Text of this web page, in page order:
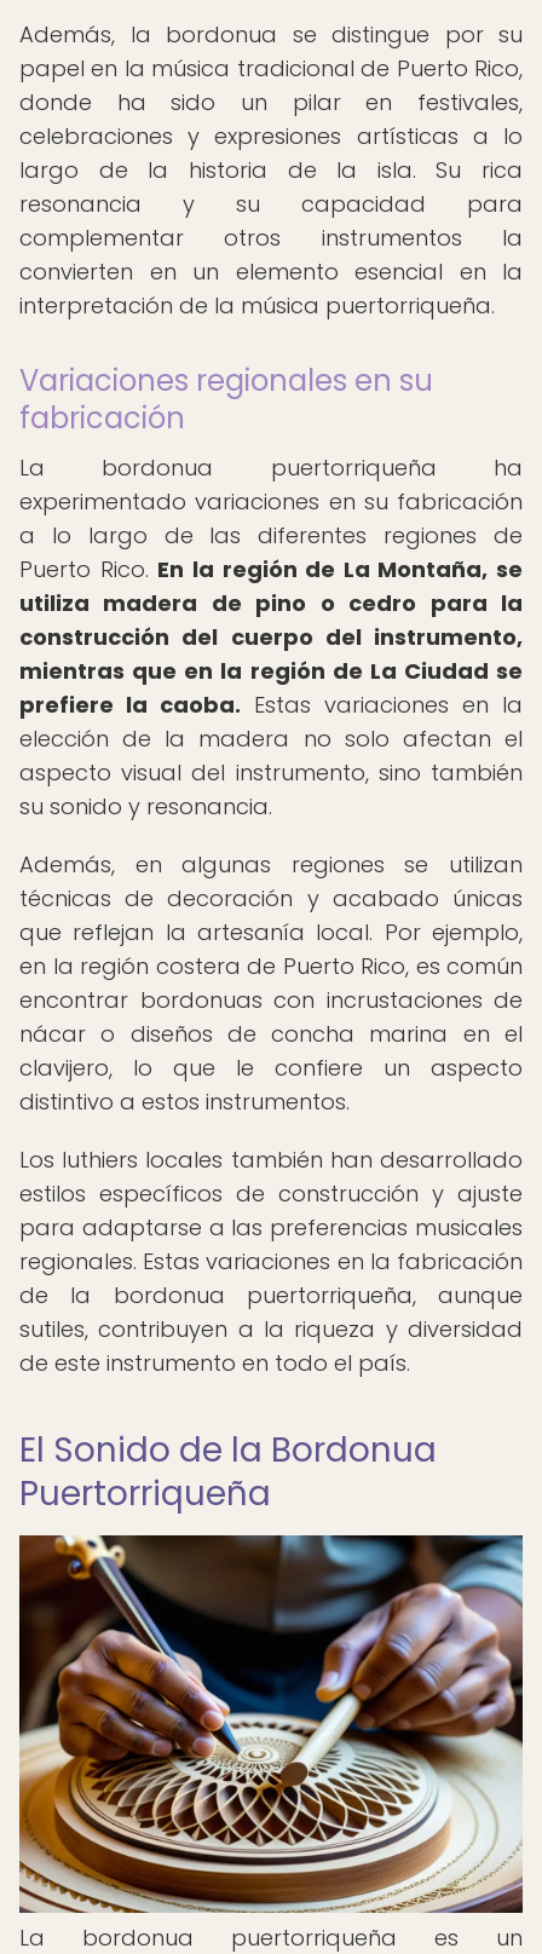
Además, la bordonua se distingue por su
papel en la música tradicional de Puerto Rico,
donde ha sido un pilar en festivales,
celebraciones y expresiones artísticas a lo
largo de la historia de la isla. Su rica
resonancia y su capacidad para
complementar otros instrumentos la
convierten en un elemento esencial en la
interpretación de la música puertorriqueña.
Variaciones regionales en su
fabricación
La bordonua puertorriqueña ha
experimentado variaciones en su fabricación
a lo largo de las diferentes regiones de
Puerto Rico. En la región de La Montaña, se
utiliza madera de pino o cedro para la
construcción del cuerpo del instrumento,
mientras que en la región de La Ciudad se
prefiere la caoba. Estas variaciones en la
elección de la madera no solo afectan el
aspecto visual del instrumento, sino también
su sonido y resonancia.
Además, en algunas regiones se utilizan
técnicas de decoración y acabado únicas
que reflejan la artesanía local. Por ejemplo,
en la región costera de Puerto Rico, es común
encontrar bordonuas con incrustaciones de
nácar o diseños de concha marina en el
clavijero, lo que le confiere un aspecto
distintivo a estos instrumentos.
Los luthiers locales también han desarrollado
estilos específicos de construcción y ajuste
para adaptarse a las preferencias musicales
regionales. Estas variaciones en la fabricación
de la bordonua puertorriqueña, aunque
sutiles, contribuyen a la riqueza y diversidad
de este instrumento en todo el país.
El Sonido de la Bordonua
Puertorriqueña
La bordonua puertorriqueña es un